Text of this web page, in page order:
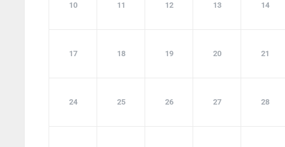
10 11 12 13 14
17 18 19 20 21
24 25 26 27 28